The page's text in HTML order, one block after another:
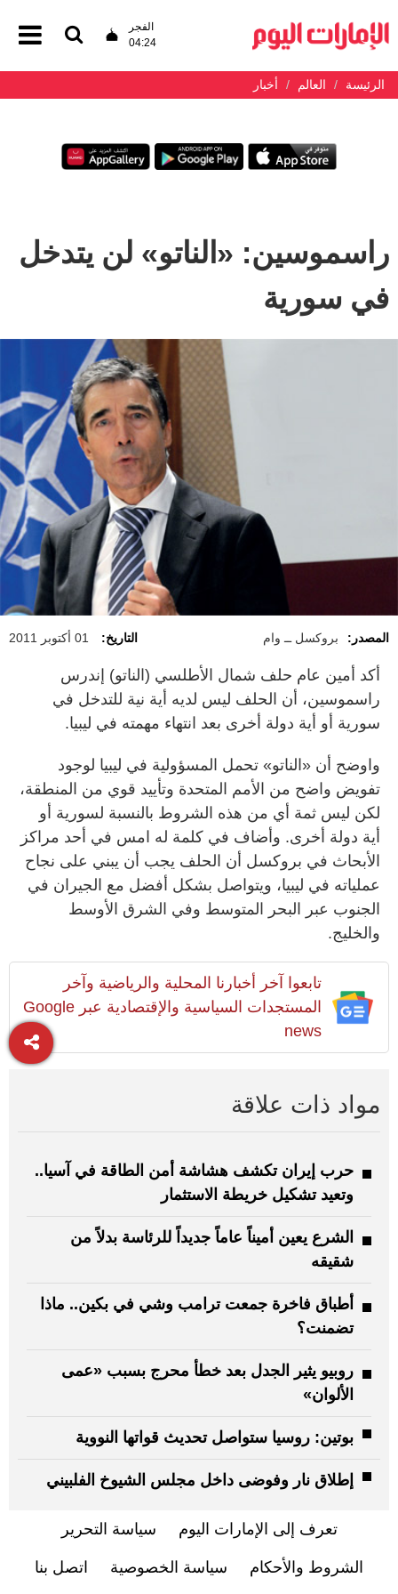
الفجر
04:24
الرئيسة العالم أخبار
راسموسين: «الناتو» لن يتدخل
في سورية
المصدر: بروكسل ــ وام التاريخ: 01 أكتوبر 2011
أكد أمين عام حلف شمال الأطلسي (الناتو) إندرس
راسموسين، أن الحلف ليس لديه أية نية للتدخل في
سورية أو أية دولة أخرى بعد انتهاء مهمته في ليبيا.
واوضح أن «الناتو» تحمل المسؤولية في ليبيا لوجود
تفويض واضح من الأمم المتحدة وتأييد قوي من المنطقة،
لكن ليس ثمة أي من هذه الشروط بالنسبة لسورية أو
أية دولة أخرى. وأضاف في كلمة له امس في أحد مراكز
الأبحاث في بروكسل أن الحلف يجب أن يبني على نجاح
عملياته في ليبيا، ويتواصل بشكل أفضل مع الجيران في
الجنوب عبر البحر المتوسط وفي الشرق الأوسط
والخليج.
تابعوا آخر أخبارنا المحلية والرياضية وآخر
المستجدات السياسية والإقتصادية عبر Google
news
مواد ذات علاقة
حرب إيران تكشف هشاشة أمن الطاقة في آسيا..
وتعيد تشكيل خريطة الاستثمار
الشرع يعين أميناً عاماً جديداً للرئاسة بدلاً من
شقيقه
أطباق فاخرة جمعت ترامب وشي في بكين.. ماذا
تضمنت؟
روبيو يثير الجدل بعد خطأ محرج بسبب «عمى
الألوان»
بوتين: روسيا ستواصل تحديث قواتها النووية
إطلاق نار وفوضى داخل مجلس الشيوخ الفلبيني
تعرف إلى الإمارات اليوم سياسة التحرير
الشروط والأحكام سياسة الخصوصية اتصل بنا